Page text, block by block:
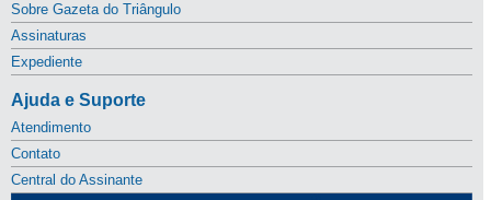
Sobre Gazeta do Triângulo
Assinaturas
Expediente
Ajuda e Suporte
Atendimento
Contato
Central do Assinante